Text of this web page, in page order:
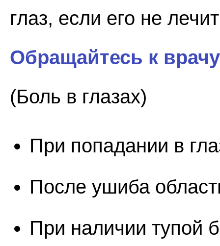
глаз, если его не
Обращайтесь к врачу
(Боль в глазах)
При попадании в
После ушиба
При наличии тупой